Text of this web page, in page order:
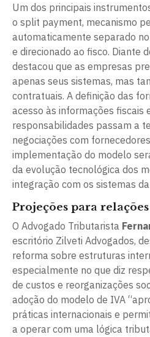
Um dos principais
o split payment, mecanismo
automaticamente separado
e direcionado ao fisco. Diante
destacou que as empresas
apenas seus sistemas, mas
contratuais. A definição das
acesso às informações fiscais
responsabilidades passam a
negociações com
implementação do modelo
da evolução tecnológica dos
integração com os sistemas
Projeções para
O Advogado Tributarista
escritório Zilveti Advogados,
reforma sobre estruturas
especialmente no que diz
de custos e reorganizações
adoção do modelo de IVA
práticas internacionais e
a operar com uma lógica